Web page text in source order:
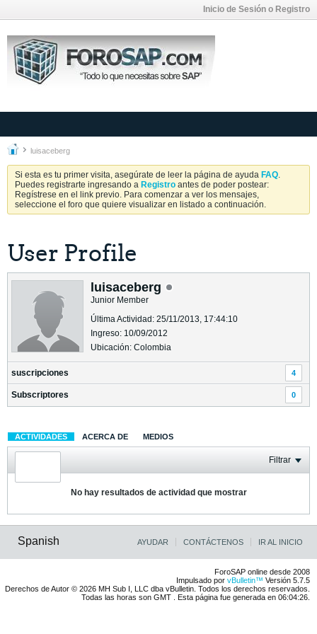
Inicio de Sesión o Registro
luisaceberg
Si esta es tu primer visita, asegúrate de leer la página de ayuda FAQ.
Puedes registrarte ingresando a Registro antes de poder postear:
Regístrese en el link previo. Para comenzar a ver los mensajes,
seleccione el foro que quiere visualizar en listado a continuación.
User Profile
luisaceberg
Junior Member
Última Actividad: 25/11/2013, 17:44:10
Ingreso: 10/09/2012
Ubicación: Colombia
suscripciones 4
Subscriptores 0
ACTIVIDADES ACERCA DE MEDIOS
Filtrar
No hay resultados de actividad que mostrar
Spanish AYUDAR CONTÁCTENOS IR AL INICIO
ForoSAP online desde 2008
Impulsado por vBulletin™ Versión 5.7.5
Derechos de Autor © 2026 MH Sub I, LLC dba vBulletin. Todos los derechos reservados.
Todas las horas son GMT . Esta página fue generada en 06:04:26.